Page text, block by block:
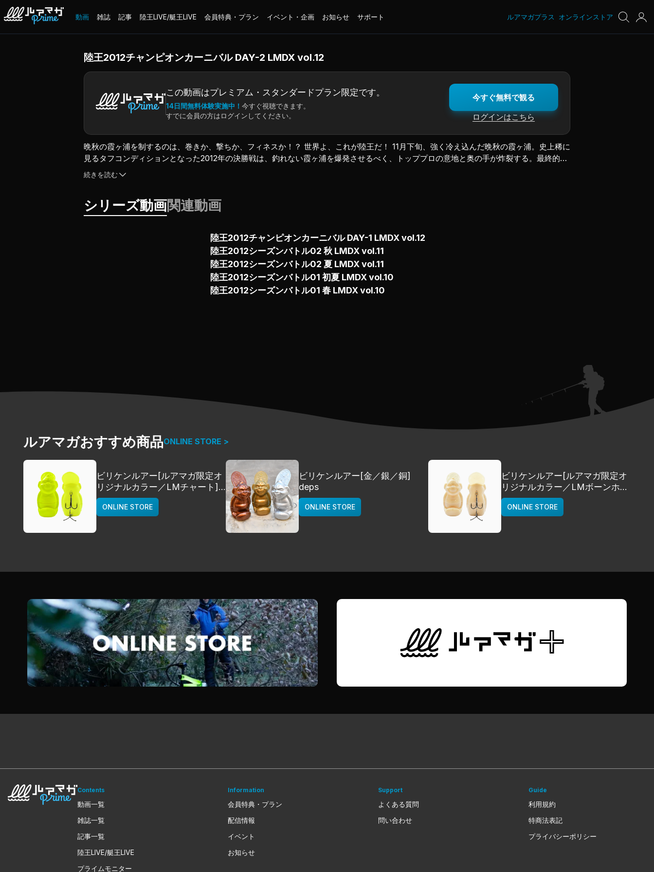
動画 雑誌 記事 陸王LIVE/艇王LIVE 会員特典・プラン イベント・企画 お知らせ サポート ルアマガプラス オンラインストア
陸王2012チャンピオンカーニバル DAY-2 LMDX vol.12
この動画はプレミアム・ スタンダードプラン限定です。
14日間無料体験実施中！ 今すぐ視聴できます。
すでに会員の方はログインしてください。
今すぐ無料で観る
ログインはこちら
晩秋の霞ヶ浦を制するのは、巻きか、撃ちか、フィネスか！？ 世界よ、これが陸王だ！ 11月下旬、強く冷え込んだ晩秋の霞ヶ浦。史上稀に
見るタフコンディションとなった2012年の決勝戦は、釣れない霞ヶ浦を爆発させるべく、トッププロの意地と奥の手が炸裂する。最終的に
脅威のラッシュでビッグウエイトを叩きだした勝利の戦略とは！？ 陸っぱりスタイルの頂点を目指すバトルを密着撮影。陸王だからこそ繰
り出す、とっておきのテクニック、戦略がある。実戦的ハウツー満載、陸王2012チャンピオンカーニバル。最強を止めろ！！
続きを読む
シリーズ動画関連動画
陸王2012チャンピオンカーニバル DAY-1 LMDX vol.12
陸王2012シーズンバトル02 秋 LMDX vol.11
陸王2012シーズンバトル02 夏 LMDX vol.11
陸王2012シーズンバトル01 初夏 LMDX vol.10
陸王2012シーズンバトル01 春 LMDX vol.10
ルアマガおすすめ商品ONLINE STORE >
ビリケンルアー[ルアマガ限定オ
リジナルカラー／LMチャート]
deps
ONLINE STORE
ビリケンルアー[金／銀／銅]
deps
ONLINE STORE
ビリケンルアー[ルアマガ限定オ
リジナルカラー／LMボーンホワ
イト]
deps
ONLINE STORE
Contents
動画一覧
雑誌一覧
記事一覧
陸王LIVE/艇王LIVE
プライムモニター
Information
会員特典・プラン
配信情報
イベント
お知らせ
Support
よくある質問
問い合わせ
Guide
利用規約
特商法表記
プライバシーポリシー